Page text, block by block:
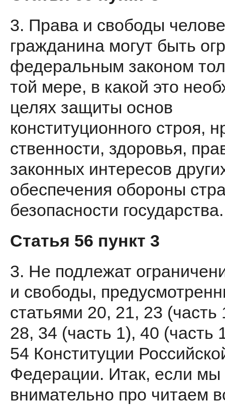
3. Права и свободы
граж­данина могут быть
феде­ральным законом
той мере, в какой это
целях защиты основ
конституционного строя,
ственности, здоровья,
законных интересов
обеспечения обороны
безопасности госу­дарства.
Статья 56 пункт 3
3. Не подлежат
и свободы,
статьями 20, 21, 23 (часть
28, 34 (часть 1), 40
54 Конституции
Федерации. Итак, если мы
внимательно про­ читаем